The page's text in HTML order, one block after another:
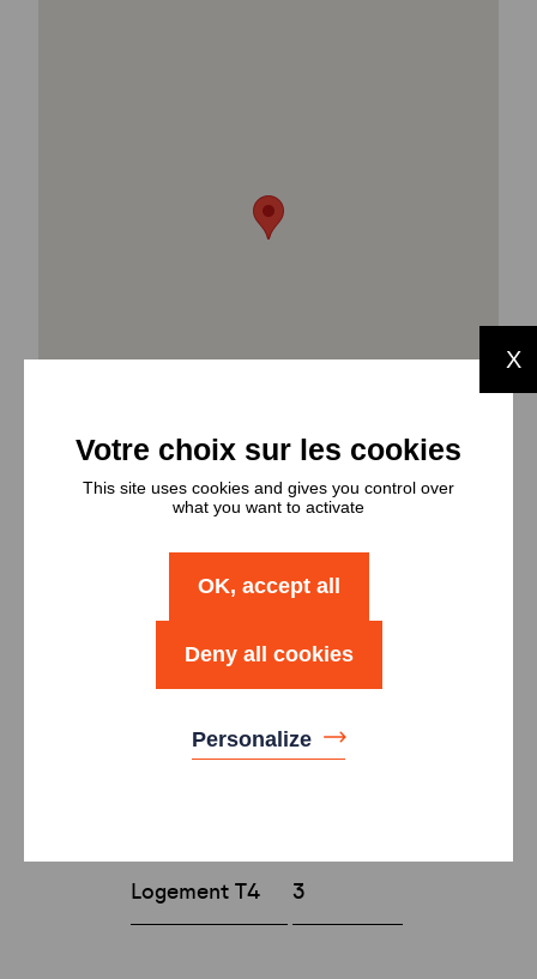
Types et
nombres de
logements
Type Nombre
Logement T4 3
X
This site uses cookies and gives you control over
what you want to activate
OK, accept all
Deny all cookies
Personalize